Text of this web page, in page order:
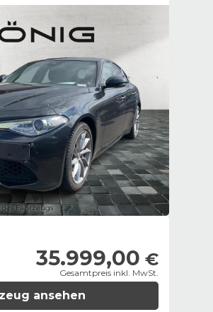
Fahrzeugs
35.999,00 €
Gesamtpreis inkl. MwSt.
ansehen